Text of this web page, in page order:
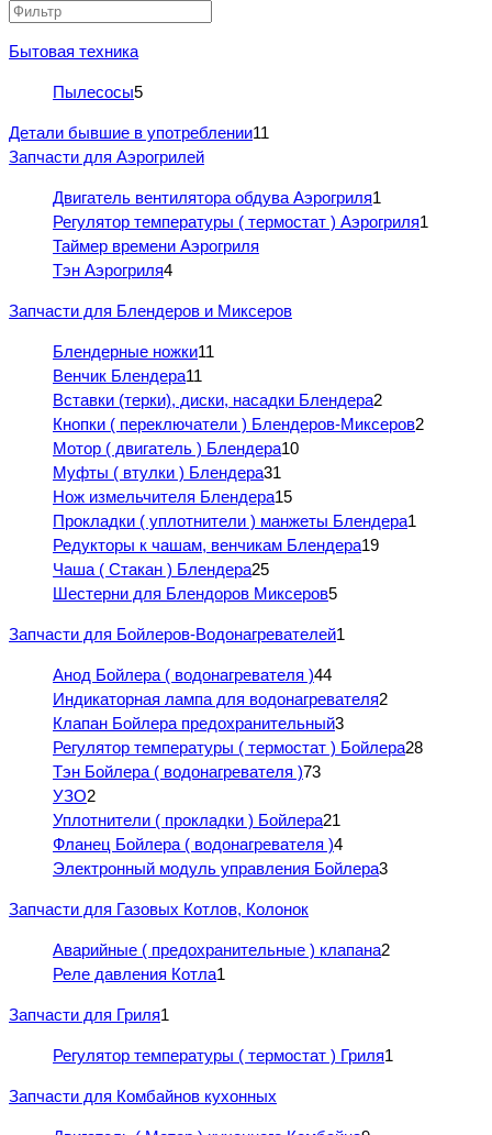
Бытовая техника
Пылесосы5
Детали бывшие в употреблении11
Запчасти для Аэрогрилей
Двигатель вентилятора обдува Аэрогриля1
Регулятор температуры ( термостат ) Аэрогриля1
Таймер времени Аэрогриля
Тэн Аэрогриля4
Запчасти для Блендеров и Миксеров
Блендерные ножки11
Венчик Блендера11
Вставки (терки), диски, насадки Блендера2
Кнопки ( переключатели ) Блендеров-Миксеров2
Мотор ( двигатель ) Блендера10
Муфты ( втулки ) Блендера31
Нож измельчителя Блендера15
Прокладки ( уплотнители ) манжеты Блендера1
Редукторы к чашам, венчикам Блендера19
Чаша ( Стакан ) Блендера25
Шестерни для Блендоров Миксеров5
Запчасти для Бойлеров-Водонагревателей1
Анод Бойлера ( водонагревателя )44
Индикаторная лампа для водонагревателя2
Клапан Бойлера предохранительный3
Регулятор температуры ( термостат ) Бойлера28
Тэн Бойлера ( водонагревателя )73
УЗО2
Уплотнители ( прокладки ) Бойлера21
Фланец Бойлера ( водонагревателя )4
Электронный модуль управления Бойлера3
Запчасти для Газовых Котлов, Колонок
Аварийные ( предохранительные ) клапана2
Реле давления Котла1
Запчасти для Гриля1
Регулятор температуры ( термостат ) Гриля1
Запчасти для Комбайнов кухонных